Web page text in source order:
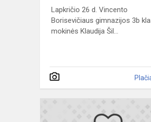
Lapkričio 26 d. Vincento
Borisevičiaus gimnazijos 3b
mokinės Klaudija Šil...